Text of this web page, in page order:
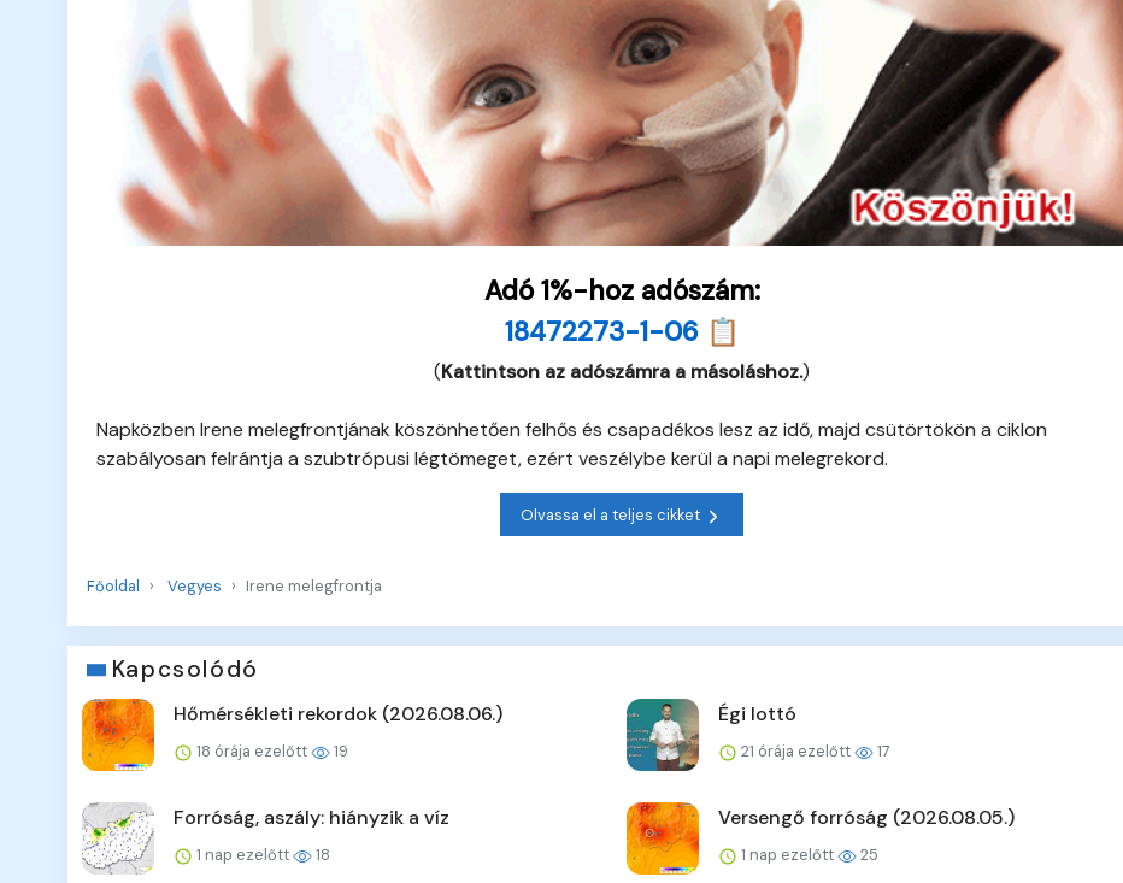
Adó 1%-hoz adószám:
18472273-1-06 📋
(Kattintson az adószámra a másoláshoz.)
Napközben Irene melegfrontjának köszönhetően felhős és csapadékos lesz az idő, majd csütörtökön a ciklon
szabályosan felrántja a szubtrópusi légtömeget, ezért veszélybe kerül a napi melegrekord.
Olvassa el a teljes cikket
Főoldal Vegyes Irene melegfrontja
Kapcsolódó
Hőmérsékleti rekordok (2026.08.06.)
18 órája ezelőtt 19
Égi lottó
21 órája ezelőtt 17
Forróság, aszály: hiányzik a víz
1 nap ezelőtt 18
Versengő forróság (2026.08.05.)
1 nap ezelőtt 25